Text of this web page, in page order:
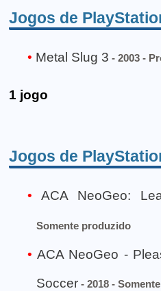
Jogos de
Metal Slug 3 - 2003 -
1 jogo
Jogos de
ACA NeoGeo:
Somente produzido
ACA NeoGeo -
Soccer - 2018 -